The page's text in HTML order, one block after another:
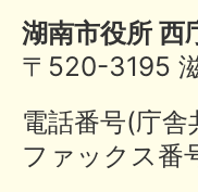
湖南市役所 西
〒520-3195
電話番号(庁
ファックス